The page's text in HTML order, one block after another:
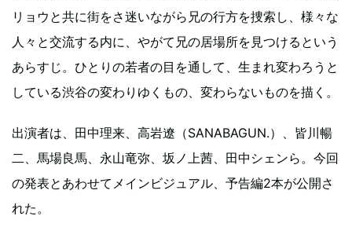
リョウと共に街をさ迷いながら兄の行方を捜索し、様々な
人々と交流する内に、やがて兄の居場所を見つけるという
あらすじ。ひとりの若者の目を通して、生まれ変わろうと
している渋谷の変わりゆくもの、変わらないものを描く。
出演者は、田中理来、高岩遼（SANABAGUN.）、皆川暢
二、馬場良馬、永山竜弥、坂ノ上茜、田中シェンら。今回
の発表とあわせてメインビジュアル、予告編2本が公開さ
れた。